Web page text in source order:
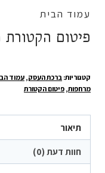
עמוד הבית
פיטום
קטגוריות: ברכת העסק,עמוד
מרחפות, פיטום הקטורת
תיאור
חוות דעת (0)